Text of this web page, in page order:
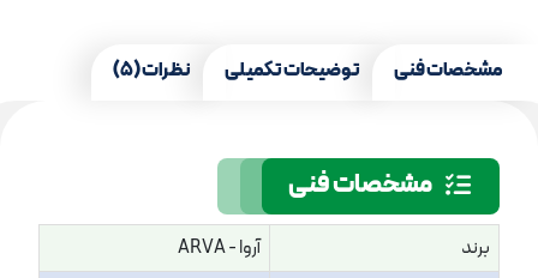
مشخصات فنی توضیحات تکمیلی نظرات (5)
مشخصات فنی
برند
آروا - ARVA